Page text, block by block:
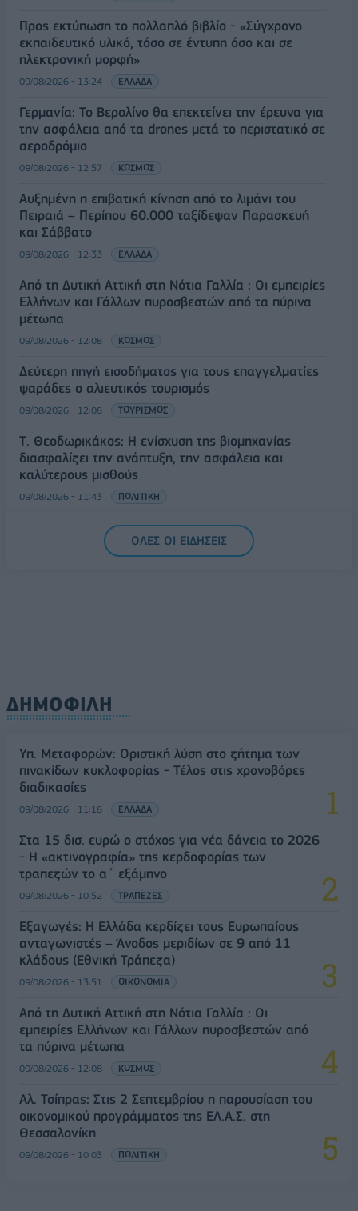
Προς εκτύπωση το πολλαπλό βιβλίο - «Σύγχρονο
εκπαιδευτικό υλικό, τόσο σε έντυπη όσο και σε
ηλεκτρονική μορφή»
09/08/2026 - 13:24 ΕΛΛΑΔΑ
Γερμανία: Το Βερολίνο θα επεκτείνει την έρευνα για
την ασφάλεια από τα drones μετά το περιστατικό σε
αεροδρόμιο
09/08/2026 - 12:57 ΚΟΣΜΟΣ
Αυξημένη η επιβατική κίνηση από το λιμάνι του
Πειραιά – Περίπου 60.000 ταξίδεψαν Παρασκευή
και Σάββατο
09/08/2026 - 12:33 ΕΛΛΑΔΑ
Από τη Δυτική Αττική στη Νότια Γαλλία : Οι εμπειρίες
Ελλήνων και Γάλλων πυροσβεστών από τα πύρινα
μέτωπα
09/08/2026 - 12:08 ΚΟΣΜΟΣ
Δεύτερη πηγή εισοδήματος για τους επαγγελματίες
ψαράδες ο αλιευτικός τουρισμός
09/08/2026 - 12:08 ΤΟΥΡΙΣΜΟΣ
Τ. Θεοδωρικάκος: Η ενίσχυση της βιομηχανίας
διασφαλίζει την ανάπτυξη, την ασφάλεια και
καλύτερους μισθούς
09/08/2026 - 11:43 ΠΟΛΙΤΙΚΗ
Υπ. Μεταφορών: Οριστική λύση στο ζήτημα των
πινακίδων κυκλοφορίας - Τέλος στις χρονοβόρες
ΟΛΕΣ ΟΙ ΕΙΔΗΣΕΙΣ
ΔΗΜΟΦΙΛΗ
Υπ. Μεταφορών: Οριστική λύση στο ζήτημα των
πινακίδων κυκλοφορίας - Τέλος στις χρονοβόρες
διαδικασίες
09/08/2026 - 11:18 ΕΛΛΑΔΑ
Στα 15 δισ. ευρώ ο στόχος για νέα δάνεια το 2026
- Η «ακτινογραφία» της κερδοφορίας των
τραπεζών το α΄ εξάμηνο
09/08/2026 - 10:52 ΤΡΑΠΕΖΕΣ
Εξαγωγές: Η Ελλάδα κερδίζει τους Ευρωπαίους
ανταγωνιστές – Άνοδος μεριδίων σε 9 από 11
κλάδους (Εθνική Τράπεζα)
09/08/2026 - 13:51 ΟΙΚΟΝΟΜΙΑ
Από τη Δυτική Αττική στη Νότια Γαλλία : Οι
εμπειρίες Ελλήνων και Γάλλων πυροσβεστών από
τα πύρινα μέτωπα
09/08/2026 - 12:08 ΚΟΣΜΟΣ
Αλ. Τσίπρας: Στις 2 Σεπτεμβρίου η παρουσίαση του
οικονομικού προγράμματος της ΕΛ.Α.Σ. στη
Θεσσαλονίκη
09/08/2026 - 10:03 ΠΟΛΙΤΙΚΗ